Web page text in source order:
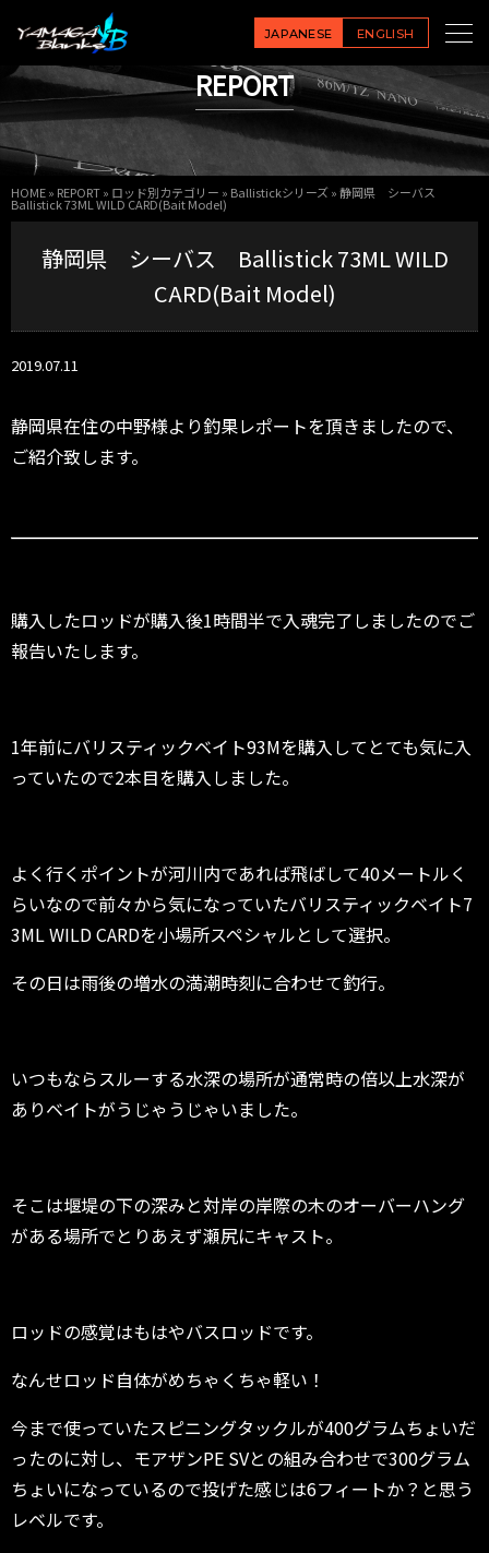
JAPANESE ENGLISH
REPORT
HOME» REPORT» ロッド別カテゴリー » Ballistickシリーズ»静岡県 シーバス
Ballistick 73ML WILD CARD(Bait Model)
静岡県 シーバス Ballistick 73ML WILD
CARD(Bait Model)
2019.07.11
静岡県在住の中野様より釣果レポートを頂きましたので、
ご紹介致します。
購入したロッドが購入後1時間半で入魂完了しましたのでご
報告いたします。
1年前にバリスティックベイト93Mを購入してとても気に入
っていたので2本目を購入しました。
よく行くポイントが河川内であれば飛ばして40メートルく
らいなので前々から気になっていたバリスティックベイト7
3ML WILD CARDを小場所スペシャルとして選択。
その日は雨後の増水の満潮時刻に合わせて釣行。
いつもならスルーする水深の場所が通常時の倍以上水深が
ありベイトがうじゃうじゃいました。
そこは堰堤の下の深みと対岸の岸際の木のオーバーハング
がある場所でとりあえず瀬尻にキャスト。
ロッドの感覚はもはやバスロッドです。
なんせロッド自体がめちゃくちゃ軽い！
今まで使っていたスピニングタックルが400グラムちょいだ
ったのに対し、モアザンPE SVとの組み合わせで300グラム
ちょいになっているので投げた感じは6フィートか？と思う
レベルです。